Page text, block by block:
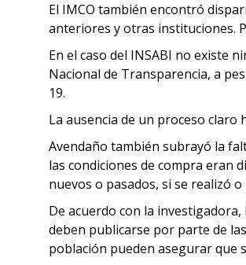
El IMCO también encontró
anteriores y otras instituciones.
En el caso del INSABI no existe
Nacional de Transparencia, a
19.
La ausencia de un proceso
Avendaño también subrayó la
las condiciones de compra eran
nuevos o pasados, si se realizó
De acuerdo con la
deben publicarse por parte de
población pueden asegurar que